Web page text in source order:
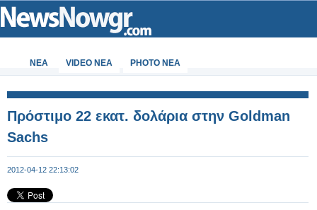
ΝΕΑ VIDEO NEA PHOTO NEA
Πρόστιμο 22 εκατ. δολάρια στην Goldman
Sachs
2012-04-12 22:13:02